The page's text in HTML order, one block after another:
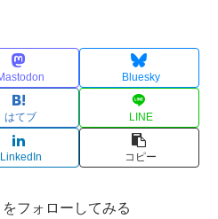
Bluesky
はてブ LINE
LinkedIn コピー
をフォローしてみる